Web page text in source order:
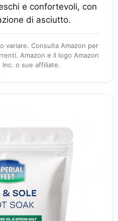
e confortevoli, con
di asciutto.
variare. Consulta Amazon per
Amazon e il logo Amazon
Inc. o sue affiliate.